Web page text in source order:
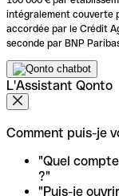
intégralement couverte
accordée par le Crédit
seconde par BNP
L'Assistant Qonto
Comment puis-je
"Quel
?"
"Puis-je